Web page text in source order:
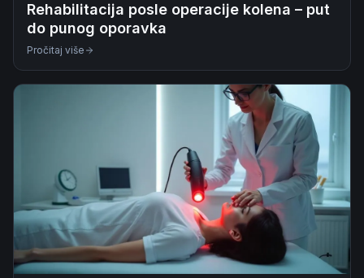
Rehabilitacija posle operacije kolena – put
do punog oporavka
Pročitaj više